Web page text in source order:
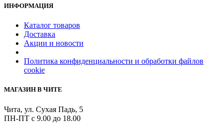
ИНФОРМАЦИЯ
Каталог товаров
Доставка
Акции и новости
Политика конфиденциальности и обработки файлов
cookie
МАГАЗИН В ЧИТЕ
Чита, ул. Сухая Падь, 5
ПН-ПТ с 9.00 до 18.00